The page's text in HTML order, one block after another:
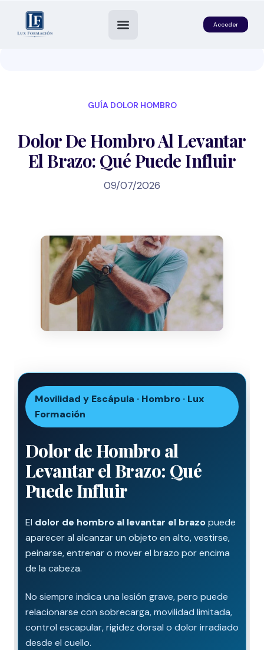
Acceder
GUÍA DOLOR HOMBRO
Dolor De Hombro Al Levantar
El Brazo: Qué Puede Influir
09/07/2026
Movilidad y Escápula · Hombro · Lux
Formación
Dolor de Hombro al
Levantar el Brazo: Qué
Puede Influir
El dolor de hombro al levantar el brazopuede
aparecer al alcanzar un objeto en alto, vestirse,
peinarse, entrenar o mover el brazo por encima
de la cabeza.
No siempre indica una lesión grave, pero puede
relacionarse con sobrecarga, movilidad limitada,
control escapular, rigidez dorsal o dolor irradiado
desde el cuello.